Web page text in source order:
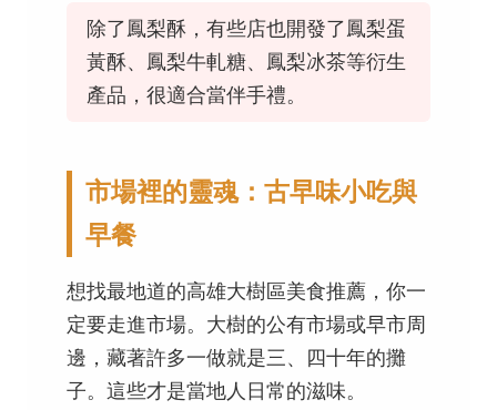
除了鳳梨酥，有些店也開發了鳳梨蛋
黃酥、鳳梨牛軋糖、鳳梨冰茶等衍生
產品，很適合當伴手禮。
市場裡的靈魂：古早味小吃與
早餐
想找最地道的高雄大樹區美食推薦，你一
定要走進市場。大樹的公有市場或早市周
邊，藏著許多一做就是三、四十年的攤
子。這些才是當地人日常的滋味。